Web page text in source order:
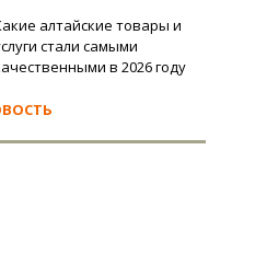
алтайские товары и
стали самыми
в 2026 году